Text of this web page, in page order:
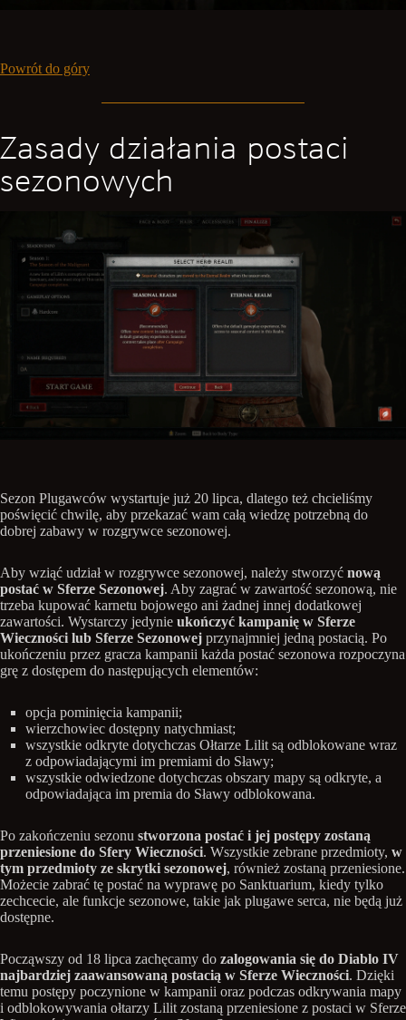
Powrót do góry
Zasady działania postaci
sezonowych
Sezon Plugawców wystartuje już 20 lipca, dlatego też chcieliśmy
poświęcić chwilę, aby przekazać wam całą wiedzę potrzebną do
dobrej zabawy w rozgrywce sezonowej.
Aby wziąć udział w rozgrywce sezonowej, należy stworzyć nową
postać w Sferze Sezonowej. Aby zagrać w zawartość sezonową, nie
trzeba kupować karnetu bojowego ani żadnej innej dodatkowej
zawartości. Wystarczy jedynie ukończyć kampanię w Sferze
Wieczności lub Sferze Sezonowej przynajmniej jedną postacią. Po
ukończeniu przez gracza kampanii każda postać sezonowa rozpoczyna
grę z dostępem do następujących elementów:
opcja pominięcia kampanii;
wierzchowiec dostępny natychmiast;
wszystkie odkryte dotychczas Ołtarze Lilit są odblokowane wraz
z odpowiadającymi im premiami do Sławy;
wszystkie odwiedzone dotychczas obszary mapy są odkryte, a
odpowiadająca im premia do Sławy odblokowana.
Po zakończeniu sezonu stworzona postać i jej postępy zostaną
przeniesione do Sfery Wieczności. Wszystkie zebrane przedmioty, w
tym przedmioty ze skrytki sezonowej, również zostaną przeniesione.
Możecie zabrać tę postać na wyprawę po Sanktuarium, kiedy tylko
zechcecie, ale funkcje sezonowe, takie jak plugawe serca, nie będą już
dostępne.
Począwszy od 18 lipca zachęcamy do zalogowania się do Diablo IV
najbardziej zaawansowaną postacią w Sferze Wieczności. Dzięki
temu postępy poczynione w kampanii oraz podczas odkrywania mapy
i odblokowywania ołtarzy Lilit zostaną przeniesione z postaci w Sferze